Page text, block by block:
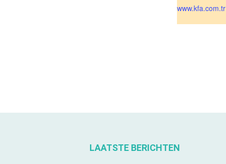
www.kfa.com.tr
LAATSTE BERICHTEN